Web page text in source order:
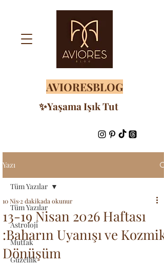
AVIORESBLOG
✨Yaşama Işık Tut
Yazı
Tüm Yazılar
Astroloji
Mutfak
Güzellik
Tüm Yazılar
13-19 Nisan 2026 Haftası
:Baharın Uyanışı ve Kozmik
Dönüşüm
10 Nis 2 dakikada okunur